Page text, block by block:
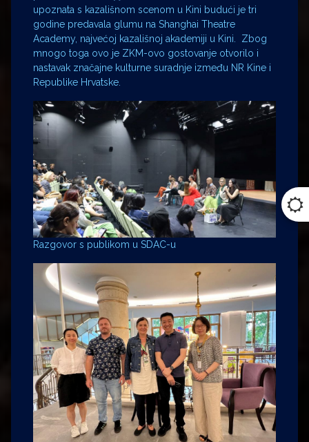
upoznata s kazališnom scenom u Kini budući je tri
godine predavala glumu na Shanghai Theatre
Academy, najvećoj kazališnoj akademiji u Kini. Zbog
mnogo toga ovo je ZKM-ovo gostovanje otvorilo i
nastavak značajne kulturne suradnje između NR Kine i
Republike Hrvatske.
Razgovor s publikom u SDAC-u